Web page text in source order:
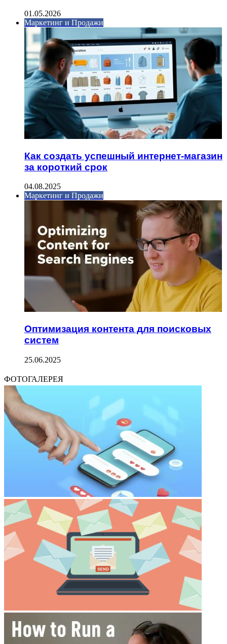
01.05.2026
Маркетинг и Продажи
Как создать успешный интернет-магазин
за короткий срок
04.08.2025
Маркетинг и Продажи
Оптимизация контента для поисковых
систем
25.06.2025
ФОТОГАЛЕРЕЯ